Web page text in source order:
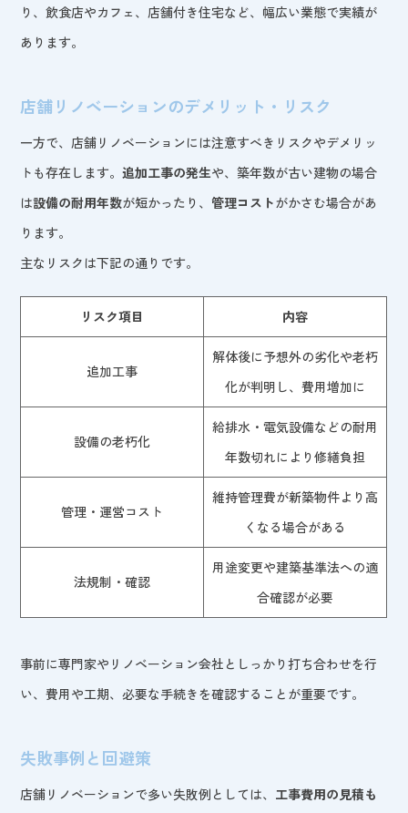
り、飲食店やカフェ、店舗付き住宅など、幅広い業態で実績が
あります。
店舗リノベーションのデメリット・リスク
一方で、店舗リノベーションには注意すべきリスクやデメリッ
トも存在します。追加工事の発生や、築年数が古い建物の場合
は設備の耐用年数が短かったり、管理コストがかさむ場合があ
ります。
主なリスクは下記の通りです。
リスク項目 内容
追加工事
解体後に予想外の劣化や老朽
化が判明し、費用増加に
設備の老朽化
給排水・電気設備などの耐用
年数切れにより修繕負担
管理・運営コスト
維持管理費が新築物件より高
くなる場合がある
法規制・確認
用途変更や建築基準法への適
合確認が必要
事前に専門家やリノベーション会社としっかり打ち合わせを行
い、費用や工期、必要な手続きを確認することが重要です。
失敗事例と回避策
店舗リノベーションで多い失敗例としては、 工事費用の見積も